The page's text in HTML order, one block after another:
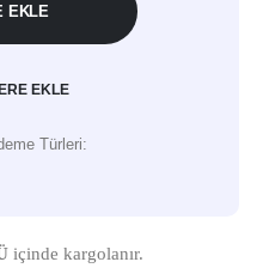
EKLE
EKLE
Türleri:
içinde kargolanır.